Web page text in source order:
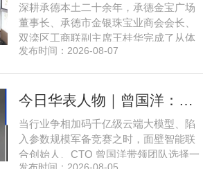
职研究生，中共党员。曾任北京
深耕承德本土二十余年，承德金宝广场
董事长、承德市金银珠宝业商会会长、
双滦区工商联副主席王桂华完成了从体
制内从业者、玉石珠宝创业者，到地产
来，三四线城市创业最忌讳浮躁跟风、
立足本地需求顺势迭代，方能穿
发布时间：2026-08-07
当行业争相加码千亿级云端大模型、陷
入参数规模军备竞赛之时，面壁智能联
合创始人、CTO 曾国洋带领团队选择一
发布时间：2026-08-05